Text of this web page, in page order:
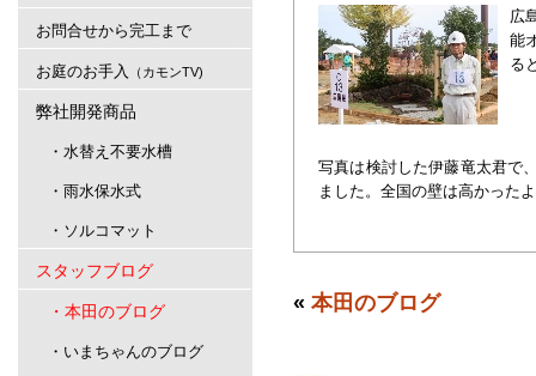
広
能
る
写真は検討した伊藤竜太君で
ました。全国の壁は高かった
« 本田のブログ
お問合せから完工まで
お庭のお手入 （カモンTV)
弊社開発商品
・水替え不要水槽
・雨水保水式
・ソルコマット
スタッフブログ
・本田のブログ
・いまちゃんのブログ